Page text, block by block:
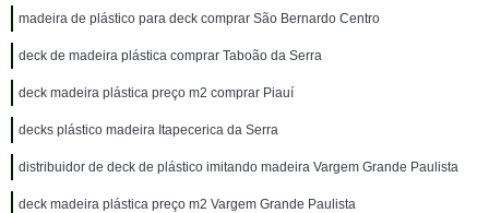
madeira de plástico para deck comprar São Bernardo Centro
deck de madeira plástica comprar Taboão da Serra
deck madeira plástica preço m2 comprar Piauí
decks plástico madeira Itapecerica da Serra
distribuidor de deck de plástico imitando madeira Vargem Grande Paulista
deck madeira plástica preço m2 Vargem Grande Paulista